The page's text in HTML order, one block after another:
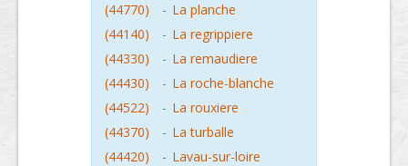
(44770)
- La planche
(44140)
- La regrippiere
(44330)
- La remaudiere
(44430)
- La roche-blanche
(44522)
- La rouxiere
(44370)
- La turballe
(44420)
- Lavau-sur-loire